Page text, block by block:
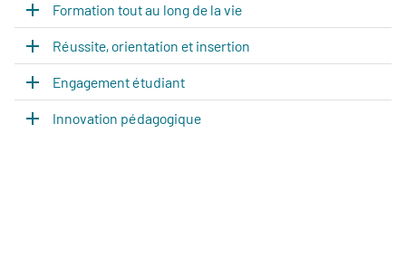
Formation tout au long de la vie
Réussite, orientation et insertion
Engagement étudiant
Innovation pédagogique